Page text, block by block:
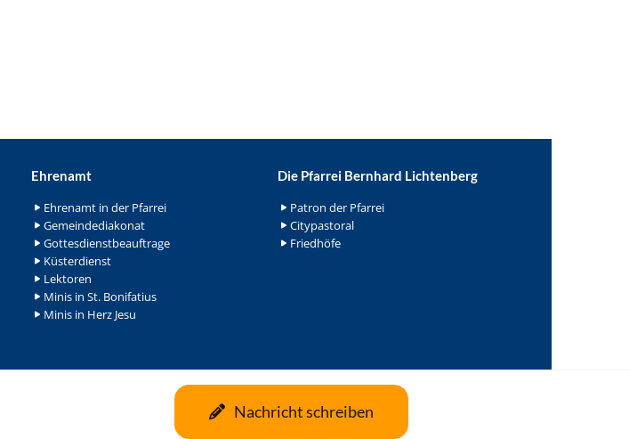
Ehrenamt
Ehrenamt in der Pfarrei
Gemeindediakonat
Gottesdienstbeauftrage
Küsterdienst
Lektoren
Minis in St. Bonifatius
Minis in Herz Jesu
Die Pfarrei Bernhard Lichtenberg
Patron der Pfarrei
Citypastoral
Friedhöfe
Nachricht schreiben